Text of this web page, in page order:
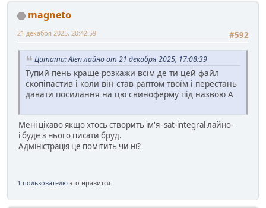
magneto
#592
21 декабря 2025, 20:42:59
Цитата: Alen лайно от 21 декабря 2025, 17:08:39
Тупий пень краще розкажи всім де ти цей файл
скопіпастив і коли він став раптом твоїм і перестань
давати посилання на цю свиноферму під назвою А
Мені цікаво якщо хтось створить ім'я -sat-integral лайно-
і буде з нього писати бруд.
Адміністрація це помітить чи ні?
1 пользователю это нравится.